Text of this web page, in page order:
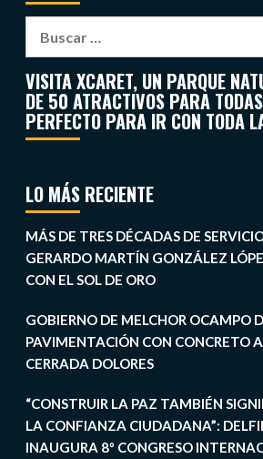
VISITA XCARET, UN PARQUE
DE 50 ATRACTIVOS PARA
PERFECTO PARA IR CON TODA
LO MÁS RECIENTE
MÁS DE TRES DÉCADAS DE
GERARDO MARTÍN GONZÁLEZ
CON EL SOL DE ORO
GOBIERNO DE MELCHOR OCAMPO
PAVIMENTACIÓN CON CONCRETO
CERRADA DOLORES
“CONSTRUIR LA PAZ TAMBIÉN
LA CONFIANZA CIUDADANA”:
INAUGURA 8º CONGRESO